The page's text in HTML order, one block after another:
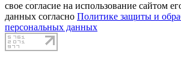
свое согласие на использование сайтом
данных согласно Политике защиты и
персональных данных